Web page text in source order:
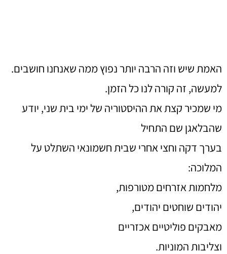
האמת שיש וזה הרבה יותר נפוץ ממה שאנחנו חושבים.
למעשה, זה קורה לנו כל הזמן.
מי שמכיר קצת את ההיסטוריה של ימי בית שני, יודע
שהבלאגן שם התחיל
בערך דקה וחצי אחרי שבית חשמונאי השתלט על
המלוכה:
מלחמות אזרחים מטורפות,
יהודים שוחטים יהודים,
מאבקים פוליטיים אכזריים
וצליבות המוניות.